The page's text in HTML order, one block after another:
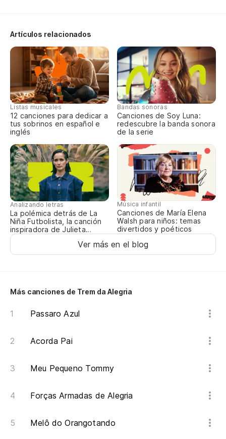
Artículos relacionados
Listas musicales
12 canciones para dedicar a
tus sobrinos en español e
inglés
Bandas sonoras
Canciones de Soy Luna:
redescubre la banda sonora
de la serie
Analizando letras
La polémica detrás de La
Niña Futbolista, la canción
inspiradora de Julieta
Venegas
Música infantil
Canciones de María Elena
Walsh para niños: temas
divertidos y poéticos
Ver más en el blog
Más canciones de Trem da Alegria
Passaro Azul
Acorda Pai
Meu Pequeno Tommy
Forças Armadas de Alegria
Melô do Orangotando